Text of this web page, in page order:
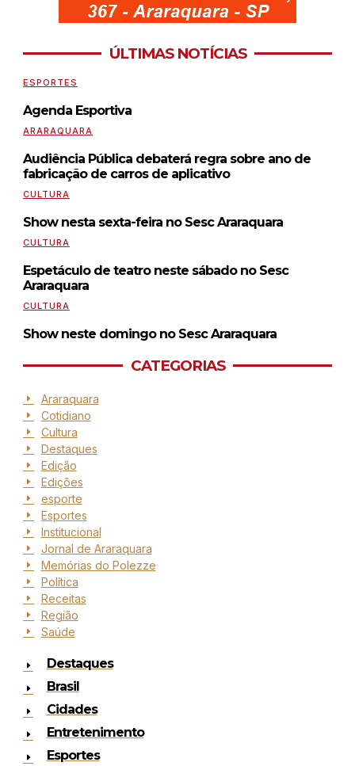
ÚLTIMAS NOTÍCIAS
ESPORTES
Agenda Esportiva
ARARAQUARA
Audiência Pública debaterá regra sobre ano de
fabricação de carros de aplicativo
CULTURA
Show nesta sexta-feira no Sesc Araraquara
CULTURA
Espetáculo de teatro neste sábado no Sesc
Araraquara
CULTURA
Show neste domingo no Sesc Araraquara
CATEGORIAS
Araraquara
Cotidiano
Cultura
Destaques
Edição
Edições
esporte
Esportes
Institucional
Jornal de Araraquara
Memórias do Polezze
Política
Receitas
Região
Saúde
Destaques
Brasil
Cidades
Entretenimento
Esportes